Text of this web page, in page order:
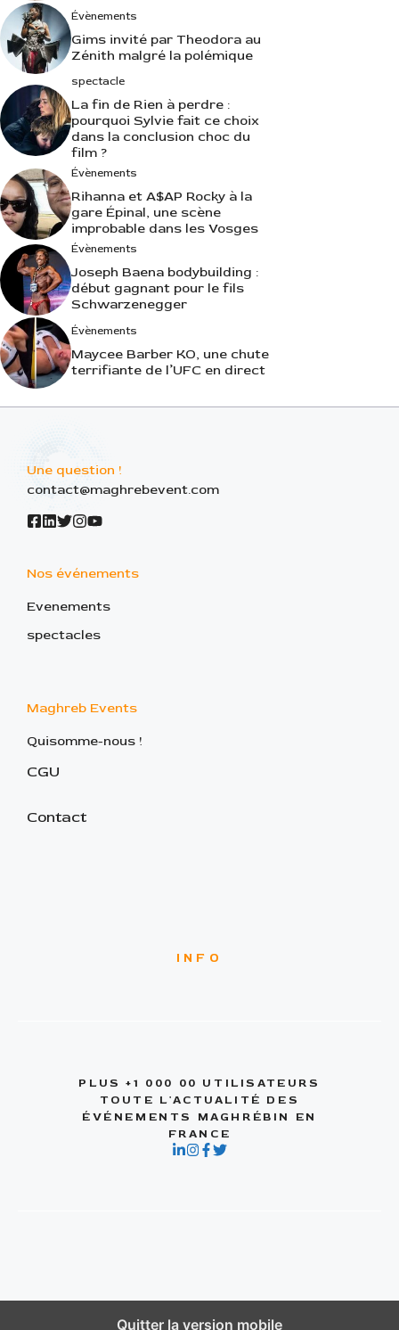
Évènements
Gims invité par Theodora au
Zénith malgré la polémique
spectacle
La fin de Rien à perdre :
pourquoi Sylvie fait ce choix
dans la conclusion choc du
film ?
Évènements
Rihanna et A$AP Rocky à la
gare Épinal, une scène
improbable dans les Vosges
Évènements
Joseph Baena bodybuilding :
début gagnant pour le fils
Schwarzenegger
Évènements
Maycee Barber KO, une chute
terrifiante de l’UFC en direct
Une question !
contact@maghrebevent.com
Nos événements
Evenements
spectacles
Maghreb Events
Quisomme-nous !
CGU
Contact
INFO
PLUS +1 000 00 UTILISATEURS
TOUTE L'ACTUALITÉ DES
ÉVÉNEMENTS MAGHRÉBIN EN
FRANCE
Quitter la version mobile